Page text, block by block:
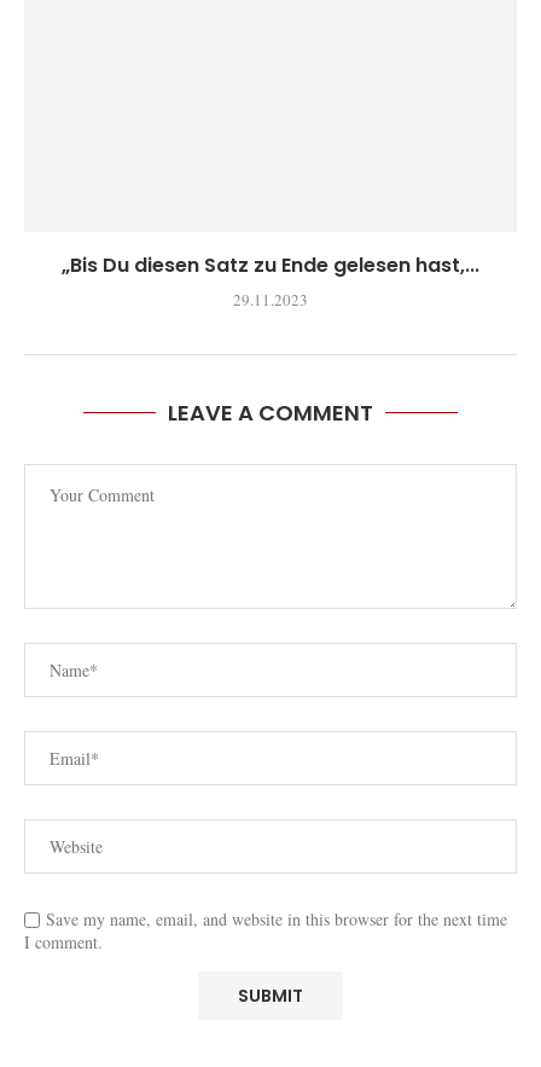
„Bis Du diesen Satz zu Ende gelesen hast,...
29.11.2023
LEAVE A COMMENT
Save my name, email, and website in this browser for the next time
I comment.